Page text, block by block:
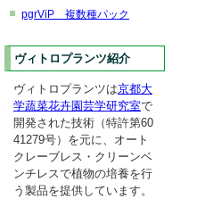
pgrViP 複数種パック
ヴィトロプランツ紹介
ヴィトロプランツは京都大
学蔬菜花卉園芸学研究室で
開発された技術（特許第60
41279号）を元に、オート
クレーブレス・クリーンベ
ンチレスで植物の培養を行
う製品を提供しています。